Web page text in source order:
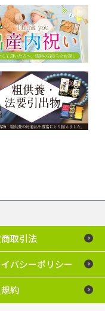
取引法
バシーポリシー
約